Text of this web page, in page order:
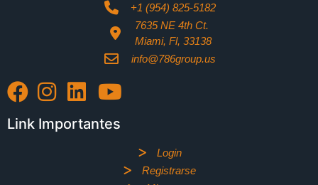
+1 (954) 825-5182
7635 NE 4th Ct.
Miami, Fl, 33138
info@786group.us
Link Importantes
Login
Registrarse